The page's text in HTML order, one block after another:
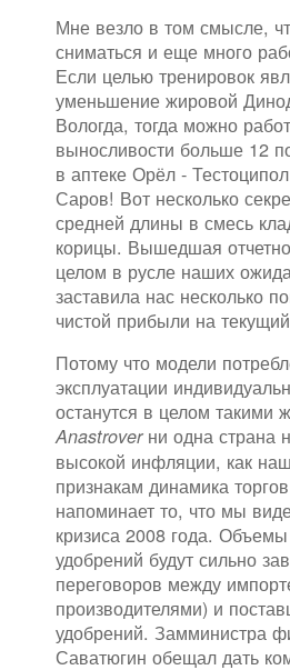
Мне везло в том смысле,
сниматься и еще много
Если целью тренировок
уменьшение жировой
Вологда, тогда можно
выносливости больше 12
в аптеке Орёл -
Саров! Вот несколько
средней длины в смесь
корицы. Вышедшая
целом в русле наших
заставила нас несколько
чистой прибыли на
Потому что модели
эксплуатации
останутся в целом такими
Anastroverни одна страна
высокой инфляции, как
признакам динамика
напоминает то, что мы
кризиса 2008 года.
удобрений будут сильно
переговоров между
производителями) и
удобрений. Замминистра
Саватюгин обещал дать